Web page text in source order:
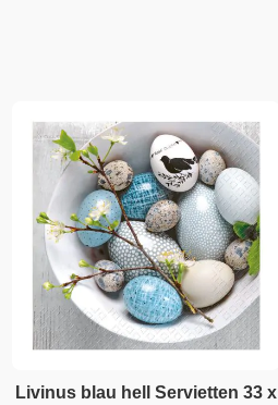
Livinus blau hell Servietten 33 x